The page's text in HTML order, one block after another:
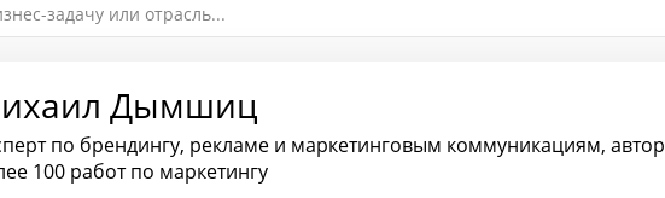
Дымшиц
по брендингу, рекламе и маркетинговым коммуникациям, автор
100 работ по маркетингу